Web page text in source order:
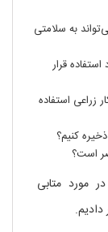
به سلامتی
قرار
زراعی استفاده
کنیم؟
است؟
مورد متابی